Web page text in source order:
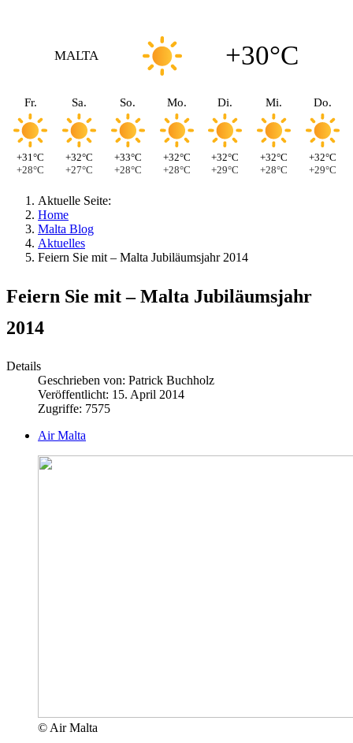
MALTA +30°C
Fr.
+31°C
+28°C
Sa.
+32°C
+27°C
So.
+33°C
+28°C
Mo.
+32°C
+28°C
Di.
+32°C
+29°C
Mi.
+32°C
+28°C
Do.
+32°C
+29°C
Aktuelle Seite:
Home
Malta Blog
Aktuelles
Feiern Sie mit – Malta Jubiläumsjahr 2014
Feiern Sie mit – Malta Jubiläumsjahr
2014
Details
Geschrieben von: Patrick Buchholz
Veröffentlicht: 15. April 2014
Zugriffe: 7575
Air Malta
© Air Malta